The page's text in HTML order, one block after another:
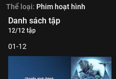
Thể loại: Phim hoạt hình
Danh sách tập
12/12 tập
01-12